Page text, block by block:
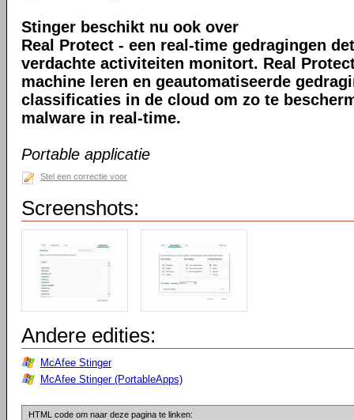
Stinger beschikt nu ook over
Real Protect - een real-time gedragingen
verdachte activiteiten monitort. Real
machine leren en geautomatiseerde
classificaties in de cloud om zo te
malware in real-time.
Portable applicatie
Stel een correctie voor
Screenshots:
Andere edities:
McAfee Stinger
McAfee Stinger (PortableApps)
HTML code om naar deze pagina te linken: